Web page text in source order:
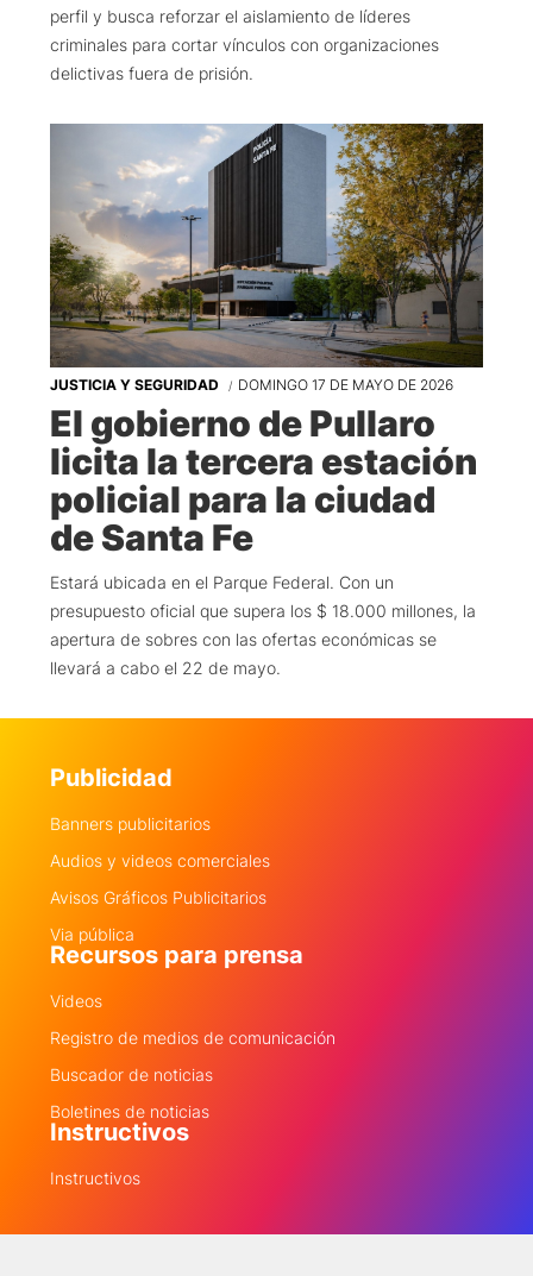
perfil y busca reforzar el aislamiento de líderes
criminales para cortar vínculos con organizaciones
delictivas fuera de prisión.
JUSTICIA Y SEGURIDAD DOMINGO 17 DE MAYO DE 2026
El gobierno de Pullaro
licita la tercera estación
policial para la ciudad
de Santa Fe
Estará ubicada en el Parque Federal. Con un
presupuesto oficial que supera los $ 18.000 millones, la
apertura de sobres con las ofertas económicas se
llevará a cabo el 22 de mayo.
Publicidad
Banners publicitarios
Audios y videos comerciales
Avisos Gráficos Publicitarios
Via pública
Recursos para prensa
Videos
Registro de medios de comunicación
Buscador de noticias
Boletines de noticias
Instructivos
Instructivos